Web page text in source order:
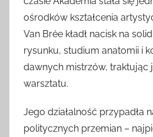
ośrodków kształcenia
Van Brée kładł nacisk na
rysunku, studium anatomii i
dawnych mistrzów, traktując
warsztatu.
Jego działalność przypadła
politycznych przemian –